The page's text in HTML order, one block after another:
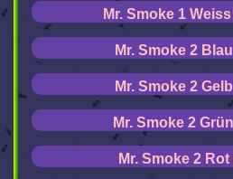
Mr. Smoke 1
Mr. Smoke 2
Mr. Smoke 2
Mr. Smoke 2
Mr. Smoke 2